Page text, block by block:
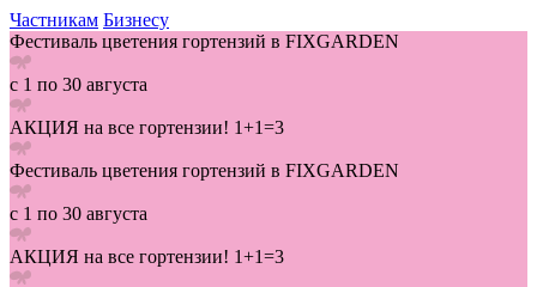
Частникам Бизнесу
Фестиваль цветения гортензий в FIXGARDEN
с 1 по 30 августа
АКЦИЯ на все гортензии! 1+1=3
Фестиваль цветения гортензий в FIXGARDEN
с 1 по 30 августа
АКЦИЯ на все гортензии! 1+1=3